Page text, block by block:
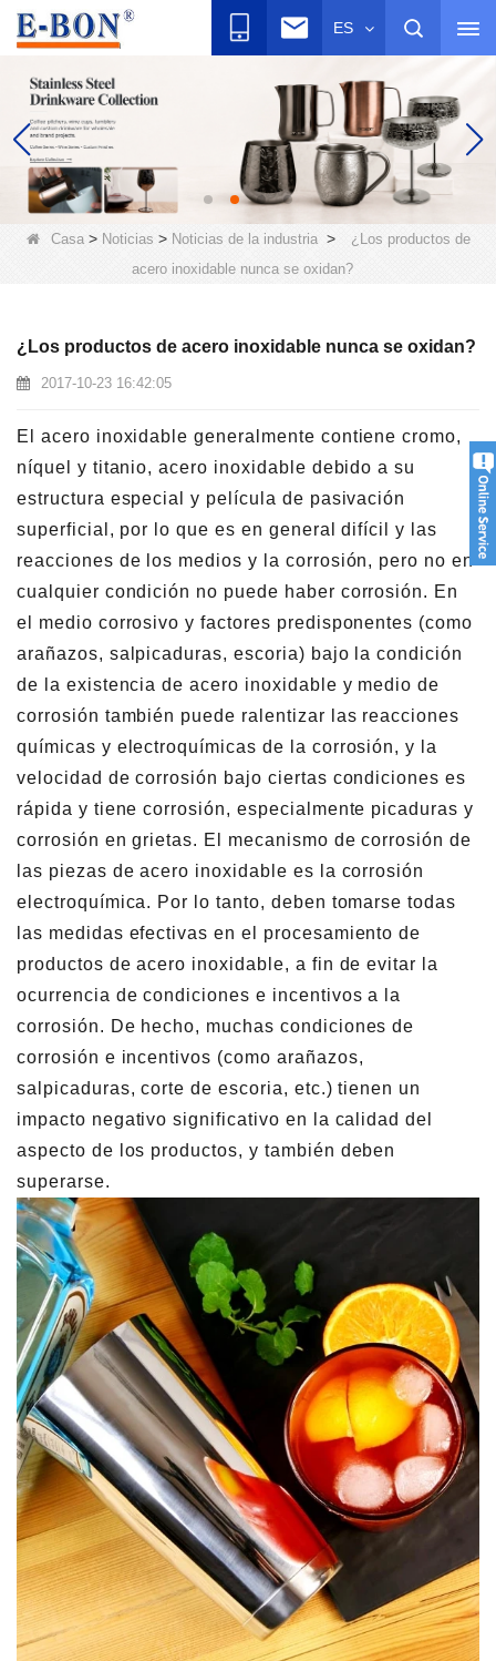
ES
Casa> Noticias > Noticias de la industria>
¿Los productos de
acero inoxidable nunca se oxidan?
¿Los productos de acero inoxidable nunca se oxidan?
2017-10-23 16:42:05
El acero inoxidable generalmente contiene cromo,
níquel y titanio, acero inoxidable debido a su
estructura especial y película de pasivación
superficial, por lo que es en general difícil y las
reacciones de los medios y la corrosión, pero no en
cualquier condición no puede haber corrosión. En
el medio corrosivo y factores predisponentes (como
arañazos, salpicaduras, escoria) bajo la condición
de la existencia de acero inoxidable y medio de
corrosión también puede ralentizar las reacciones
químicas y electroquímicas de la corrosión, y la
velocidad de corrosión bajo ciertas condiciones es
rápida y tiene corrosión, especialmente picaduras y
corrosión en grietas. El mecanismo de corrosión de
las piezas de acero inoxidable es la corrosión
electroquímica. Por lo tanto, deben tomarse todas
las medidas efectivas en el procesamiento de
productos de acero inoxidable, a fin de evitar la
ocurrencia de condiciones e incentivos a la
corrosión. De hecho, muchas condiciones de
corrosión e incentivos (como arañazos,
salpicaduras, corte de escoria, etc.) tienen un
impacto negativo significativo en la calidad del
aspecto de los productos, y también deben
superarse.